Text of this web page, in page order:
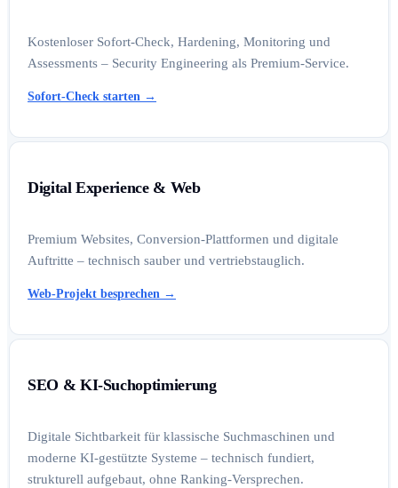
Kostenloser Sofort-Check, Hardening, Monitoring und
Assessments – Security Engineering als Premium-Service.
Sofort-Check starten →
Digital Experience & Web
Premium Websites, Conversion-Plattformen und digitale
Auftritte – technisch sauber und vertriebstauglich.
Web-Projekt besprechen →
SEO & KI-Suchoptimierung
Digitale Sichtbarkeit für klassische Suchmaschinen und
moderne KI-gestützte Systeme – technisch fundiert,
strukturell aufgebaut, ohne Ranking-Versprechen.